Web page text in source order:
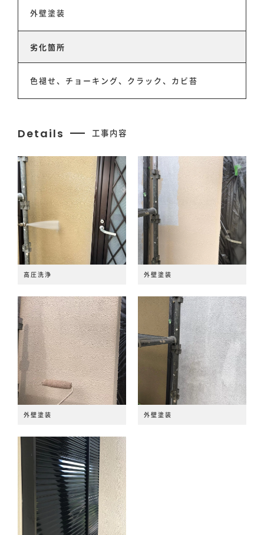
外壁塗装
劣化箇所
色褪せ、チョーキング、クラック、カビ苔
Details 工事内容
高圧洗浄 外壁塗装
外壁塗装 外壁塗装
事業事例
スタッフ紹介
お知らせ
お問い合わせ